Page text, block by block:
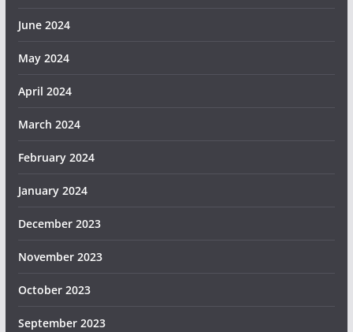
June 2024
May 2024
April 2024
March 2024
February 2024
January 2024
December 2023
November 2023
October 2023
September 2023